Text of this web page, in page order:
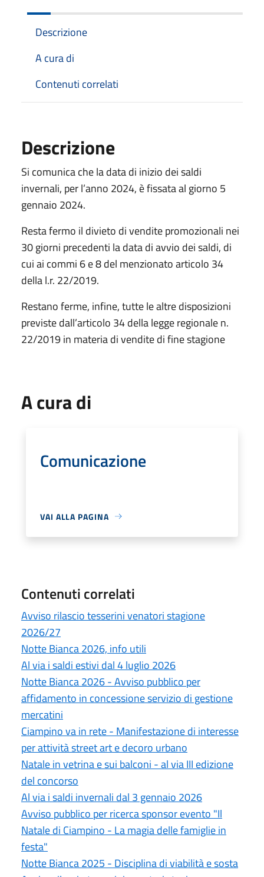
Descrizione
A cura di
Contenuti correlati
Descrizione
Si comunica che la data di inizio dei saldi
invernali, per l’anno 2024, è fissata al giorno 5
gennaio 2024.
Resta fermo il divieto di vendite promozionali nei
30 giorni precedenti la data di avvio dei saldi, di
cui ai commi 6 e 8 del menzionato articolo 34
della l.r. 22/2019.
Restano ferme, infine, tutte le altre disposizioni
previste dall’articolo 34 della legge regionale n.
22/2019 in materia di vendite di fine stagione
A cura di
Comunicazione
VAI ALLA PAGINA
Contenuti correlati
Avviso rilascio tesserini venatori stagione
2026/27
Notte Bianca 2026, info utili
Al via i saldi estivi dal 4 luglio 2026
Notte Bianca 2026 - Avviso pubblico per
affidamento in concessione servizio di gestione
mercatini
Ciampino va in rete - Manifestazione di interesse
per attività street art e decoro urbano
Natale in vetrina e sui balconi - al via III edizione
del concorso
Al via i saldi invernali dal 3 gennaio 2026
Avviso pubblico per ricerca sponsor evento "Il
Natale di Ciampino - La magia delle famiglie in
festa"
Notte Bianca 2025 - Disciplina di viabilità e sosta